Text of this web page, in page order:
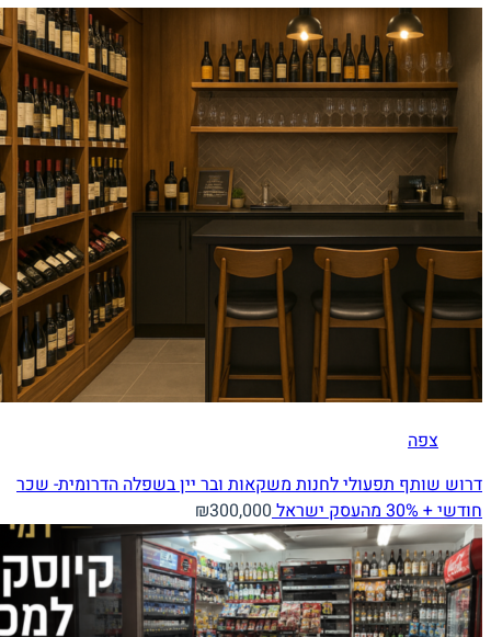
צפה
דרוש שותף תפעולי לחנות משקאות ובר יין בשפלה הדרומית- שכר
חודשי + 30% מהעסק
ישראל ₪300,000